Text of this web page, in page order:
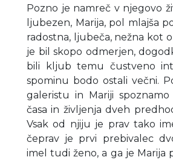
Pozno je namreč v njegovo
ljubezen, Marija, pol mlajša
radostna, ljubeča, nežna kot
je bil skopo odmerjen,
bili kljub temu čustveno
spominu bodo ostali večni.
galeristu in Mariji
časa in življenja dveh
Vsak od njiju je prav tako
čeprav je prvi prebivalec
imel tudi ženo, a ga je Marija